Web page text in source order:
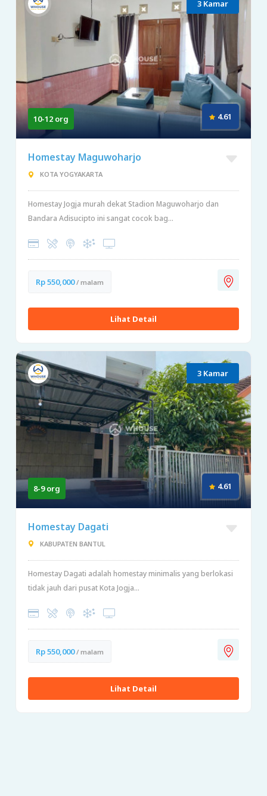
3 Kamar
10-12 org 4.61
Homestay Maguwoharjo
KOTA YOGYAKARTA
Homestay Jogja murah dekat Stadion Maguwoharjo dan
Bandara Adisucipto ini sangat cocok bag...
Rp 550,000/ malam
Lihat Detail
3 Kamar
8-9 org 4.61
Homestay Dagati
KABUPATEN BANTUL
Homestay Dagati adalah homestay minimalis yang berlokasi
tidak jauh dari pusat Kota Jogja...
Rp 550,000/ malam
Lihat Detail